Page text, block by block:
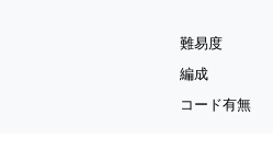
難易度
編成
コード有無